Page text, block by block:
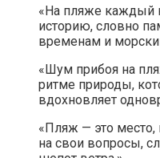
«На пляже каждый
историю, словно
временам и
«Шум прибоя на
ритме природы,
вдохновляет
«Пляж — это
на свои вопросы,